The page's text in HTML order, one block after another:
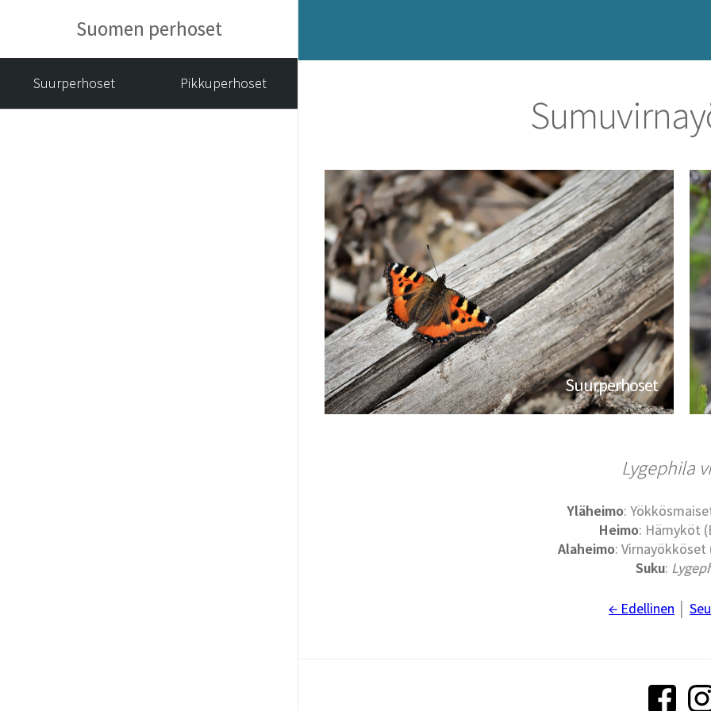
Suomen perhoset
Suurperhoset Pikkuperhoset
Suurperhoset
Lygephila
Yläheimo:
Heimo: Hämyköt
Alaheimo: Virnayökköset
Suku:
← Edellinen